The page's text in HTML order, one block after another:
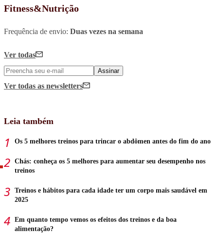
Fitness&Nutrição
Frequência de envio: Duas vezes na semana
Ver todas
Assinar
Ver todas as newsletters
Leia também
Os 5 melhores treinos para trincar o abdômen antes do fim do ano
Chás: conheça os 5 melhores para aumentar seu desempenho nos
treinos
Treinos e hábitos para cada idade ter um corpo mais saudável em
2025
Em quanto tempo vemos os efeitos dos treinos e da boa
alimentação?